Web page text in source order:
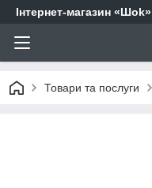
Інтернет-магазин «Шоk»
Товари та послуги